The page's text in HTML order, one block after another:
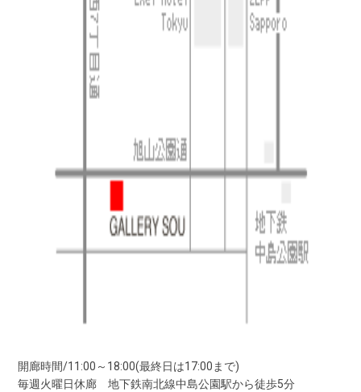
開廊時間/11:00～18:00(最終日は17:00まで)
毎週火曜日休廊 地下鉄南北線中島公園駅から徒歩5分